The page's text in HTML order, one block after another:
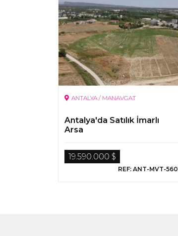
ANTALYA / MANAVGAT
Antalya'da Satılık İmarlı
Arsa
19.590.000 $
REF: ANT-MVT-560